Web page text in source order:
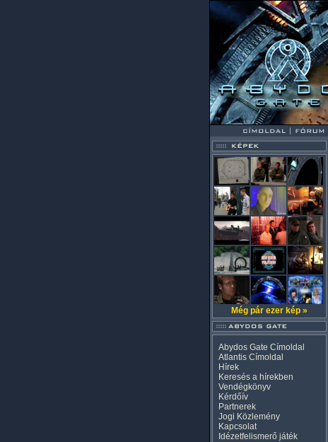
Még pár ezer kép »
Abydos Gate Címoldal
Atlantis Címoldal
Hírek
Keresés a hírekben
Vendégkönyv
Kérdőív
Partnerek
Jogi Közlemény
Kapcsolat
Idézetfelismerő játék